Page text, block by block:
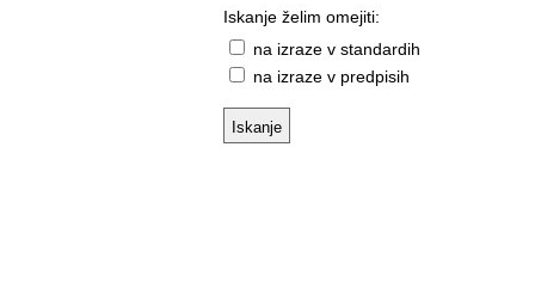
Iskanje želim omejiti:
na izraze v standardih
na izraze v predpisih